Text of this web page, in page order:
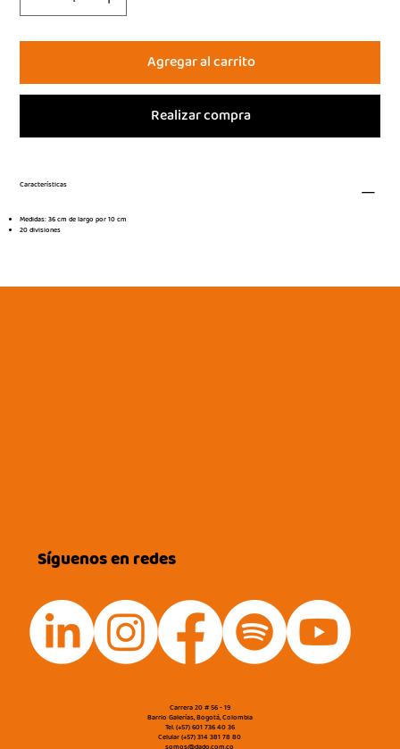
Agregar al carrito
Realizar compra
Características
Medidas: 36 cm de largo por 10 cm
20 divisiones
Síguenos en redes
Carrera 20 # 56 - 19
Barrio Galerías, Bogotá, Colombia
Tel. (+57) 601 736 40 36
Celular (+57) 314 381 78 80